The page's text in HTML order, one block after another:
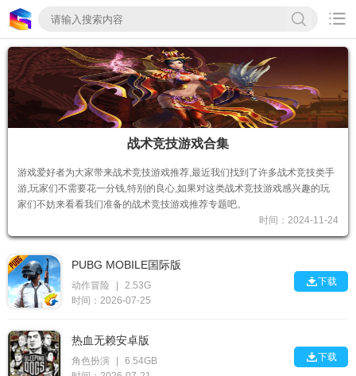

战术竞技游戏合集
游戏爱好者为大家带来战术竞技游戏​推荐,最近我们找到了许多战术竞技类手
游,玩家们不需要花一分钱,特别的良心,如果对这类战术竞技游戏感兴趣的玩
家们不妨来看看我们准备的战术竞技游戏推荐专题吧。
时间：2024-11-24
PUBG MOBILE国际版
动作冒险
2.53G
时间：2026-07-25
下载
热血无赖安卓版
角色扮演
6.54GB
下载